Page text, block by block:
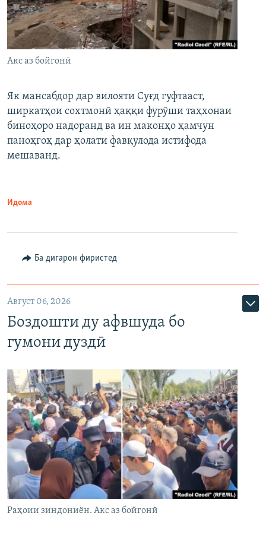
Акс аз бойгонӣ
Як мансабдор дар вилояти Суғд гуфтааст,
ширкатҳои сохтмонӣ ҳаққи фурӯши таҳхонаи
биноҳоро надоранд ва ин маконҳо ҳамчун
паноҳгоҳ дар ҳолати фавқулода истифода
мешаванд.
Идома
Ба дигарон фиристед
Август 06, 2026
Боздошти ду афвшуда бо
гумони дуздӣ
Раҳоии зиндониён. Акс аз бойгонӣ